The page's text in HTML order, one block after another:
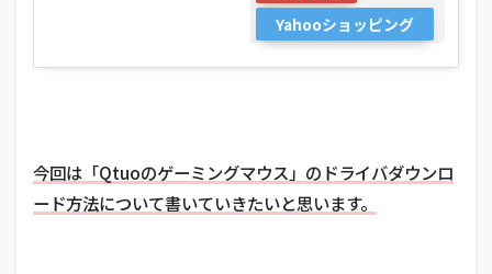
Yahooショッピング
今回は「Qtuoのゲーミングマウス」のドライバダウンロ
ード方法について書いていきたいと思います。